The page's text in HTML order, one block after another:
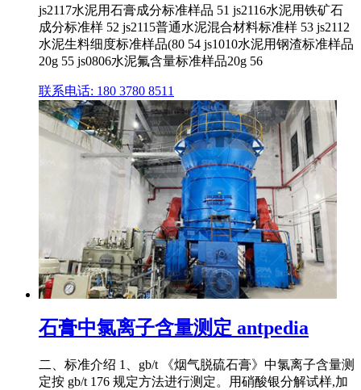
js2117水泥用石膏成分标准样品 51 js2116水泥用铁矿石
成分标准样 52 js2115普通水泥混合材料标准样 53 js2112
水泥生料细度标准样品(80 54 js1010水泥用钢渣标准样品
20g 55 js0806水泥氟含量标准样品20g 56
联系电话: 180 3780 8511
石膏中氯离子含量测定 antpedia
二、标准介绍 1、gb/t 《烟气脱硫石膏》中氯离子含量测
定按 gb/t 176 规定方法进行测定。用硝酸银分解试样,加